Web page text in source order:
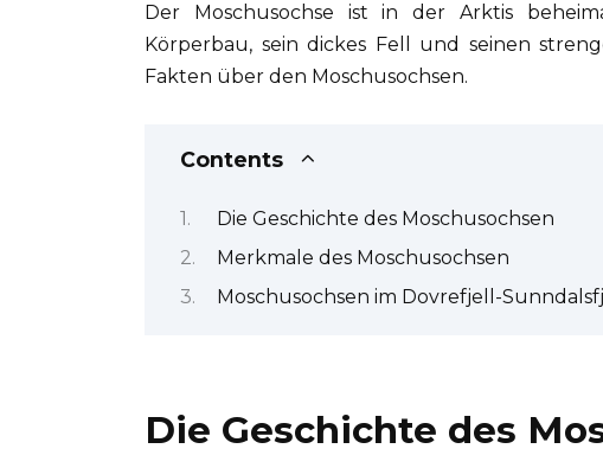
Der Moschusochse ist in der Arktis
Körperbau, sein dickes Fell und seinen
Fakten über den Moschusochsen.
Contents
Die Geschichte des Moschusochsen
Merkmale des Moschusochsen
Moschusochsen im Dovrefjell-
Die Geschichte des